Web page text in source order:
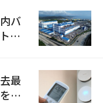
バ
ン
最
点